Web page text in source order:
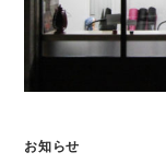
お知らせ